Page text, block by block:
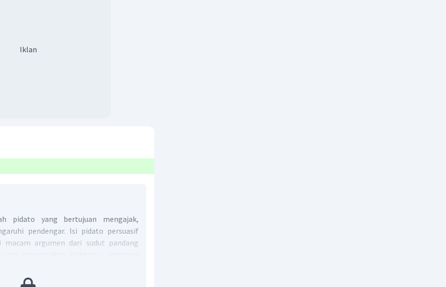
Iklan
pidato yang bertujuan mengajak,
pendengar. lsi pidato persuasif
macam argumen dari sudut pandang